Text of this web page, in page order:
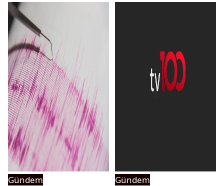
Gündem
Gündem